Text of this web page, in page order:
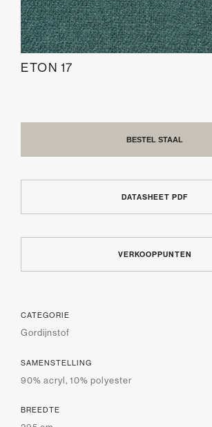
ETON 17
BESTEL STAAL
DATASHEET PDF
VERKOOPPUNTEN
CATEGORIE
Gordijnstof
SAMENSTELLING
90% acryl, 10% polyester
BREEDTE